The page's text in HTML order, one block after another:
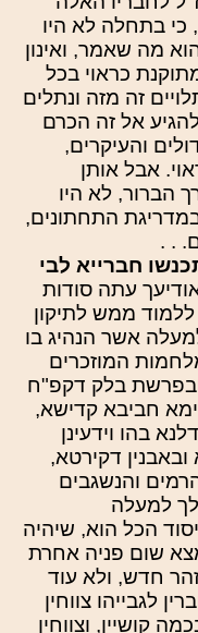
בתחלה לא היו
מה שאמר, ואינון
כראוי בכל
זה מזה ונתלים
אל זה הכרם
והעיקרים,
אבל אותן
הברור, לא היו
התחתונים,
. .
חברייא לבי
עתה סודות
ממש לתיקון
אשר הנהיג בו
המוזכרים
ובפרשת בלק דקפ"ח
חביבא קדישא,
בהו וידעינן
דקירטא,
והנשגבים
לך למעלה
הכל הוא, שיהיה
שום פניה אחרת
חדש, ולא עוד
לגבייהו צווחין
קושיין, וצווחין